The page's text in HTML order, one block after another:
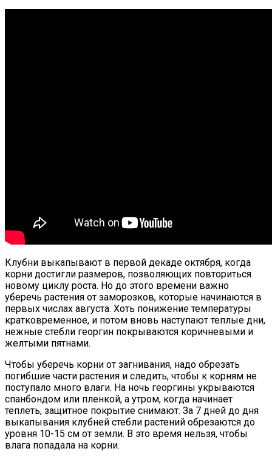
Клубни выкапывают в первой декаде октября, когда
корни достигли размеров, позволяющих повториться
новому циклу роста. Но до этого времени важно
уберечь растения от заморозков, которые начинаются в
первых числах августа. Хоть понижение температуры
кратковременное, и потом вновь наступают теплые дни,
нежные стебли георгин покрываются коричневыми и
желтыми пятнами.
Чтобы уберечь корни от загнивания, надо обрезать
погибшие части растения и следить, чтобы к корням не
поступало много влаги. На ночь георгины укрываются
спанбондом или пленкой, а утром, когда начинает
теплеть, защитное покрытие снимают. За 7 дней до дня
выкапывания клубней стебли растений обрезаются до
уровня 10-15 см от земли. В это время нельзя, чтобы
влага попадала на корни.